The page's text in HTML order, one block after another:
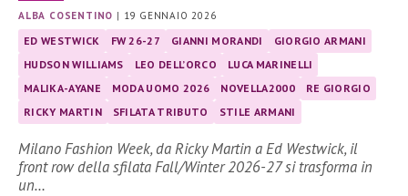
ALBA COSENTINO | 19 GENNAIO 2026
ED WESTWICK FW 26-27 GIANNI MORANDI
GIORGIO ARMANI
HUDSON WILLIAMS
LEO DELL’ORCO
LUCA MARINELLI
MALIKA-AYANE
MODA UOMO 2026 NOVELLA2000
RE GIORGIO
RICKY MARTIN
SFILATA TRIBUTO STILE ARMANI
Milano Fashion Week, da Ricky Martin a Ed Westwick, il
front row della sfilata Fall/Winter 2026-27 si trasforma in
un…